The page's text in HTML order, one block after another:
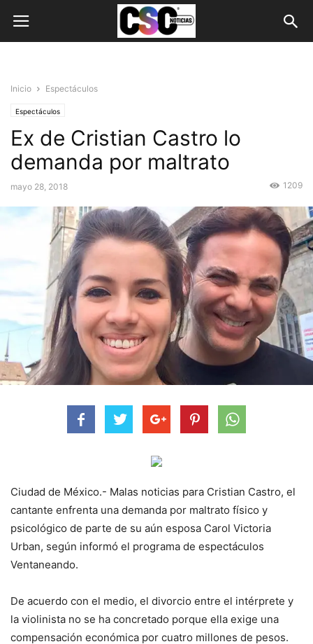
Inicio Espectáculos
Espectáculos
Ex de Cristian Castro lo
demanda por maltrato
mayo 28, 2018 1209
Ciudad de México.- Malas noticias para Cristian Castro, el
cantante enfrenta una demanda por maltrato físico y
psicológico de parte de su aún esposa Carol Victoria
Urban, según informó el programa de espectáculos
Ventaneando.
De acuerdo con el medio, el divorcio entre el intérprete y
la violinista no se ha concretado porque ella exige una
compensación económica por cuatro millones de pesos.